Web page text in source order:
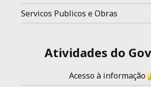
Servicos Publicos e Obras
Atividades do
Acesso à informação